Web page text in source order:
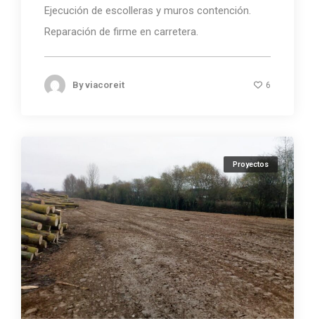
Ejecución de escolleras y muros contención.
Reparación de firme en carretera.
Byviacoreit 6
Proyectos